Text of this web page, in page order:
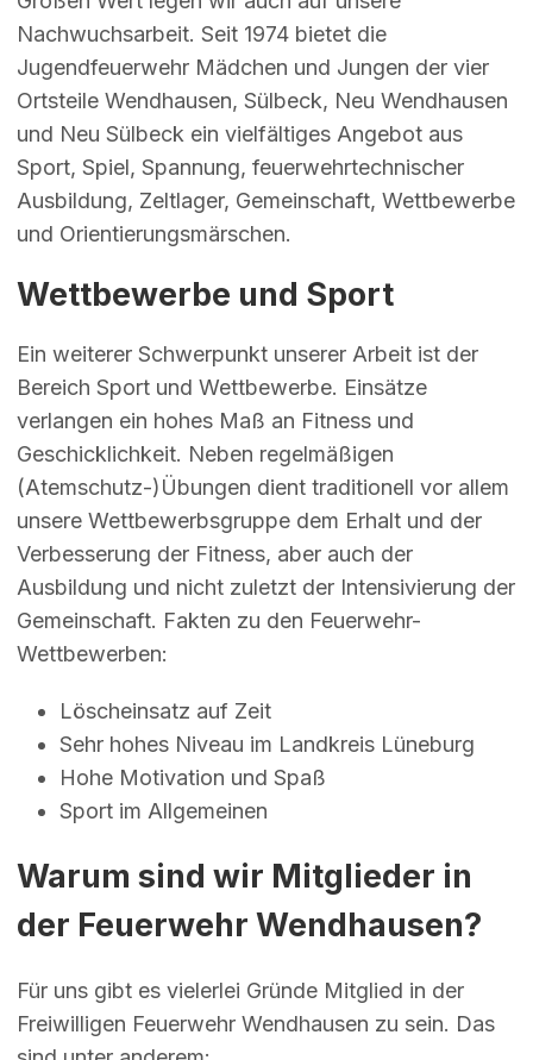
Nachwuchsarbeit. Seit 1974 bietet die
Jugendfeuerwehr Mädchen und Jungen der vier
Ortsteile Wendhausen, Sülbeck, Neu Wendhausen
und Neu Sülbeck ein vielfältiges Angebot aus
Sport, Spiel, Spannung, feuerwehrtechnischer
Ausbildung, Zeltlager, Gemeinschaft, Wettbewerbe
und Orientierungsmärschen.
Wettbewerbe und Sport
Ein weiterer Schwerpunkt unserer Arbeit ist der
Bereich Sport und Wettbewerbe. Einsätze
verlangen ein hohes Maß an Fitness und
Geschicklichkeit. Neben regelmäßigen
(Atemschutz-)Übungen dient traditionell vor allem
unsere Wettbewerbsgruppe dem Erhalt und der
Verbesserung der Fitness, aber auch der
Ausbildung und nicht zuletzt der Intensivierung der
Gemeinschaft. Fakten zu den Feuerwehr-
Wettbewerben:
Löscheinsatz auf Zeit
Sehr hohes Niveau im Landkreis Lüneburg
Hohe Motivation und Spaß
Sport im Allgemeinen
Warum sind wir Mitglieder in
der Feuerwehr Wendhausen?
Für uns gibt es vielerlei Gründe Mitglied in der
Freiwilligen Feuerwehr Wendhausen zu sein. Das